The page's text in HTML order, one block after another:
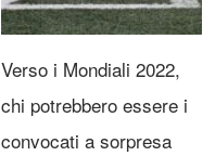
Verso i Mondiali 2022,
chi potrebbero essere i
convocati a sorpresa